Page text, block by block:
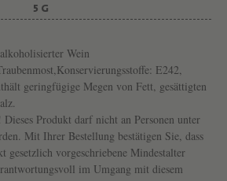
E
5 G
Wein
E242,
geringfügige Megen von Fett, gesättigten
Dieses Produkt darf nicht an Personen unter
Mit Ihrer Bestellung bestätigen Sie, dass
gesetzlich vorgeschriebene Mindestalter
im Umgang mit diesem